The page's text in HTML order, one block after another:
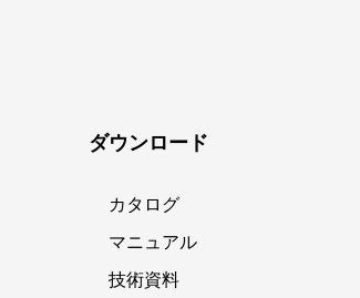
ダウンロード
カタログ
マニュアル
技術資料